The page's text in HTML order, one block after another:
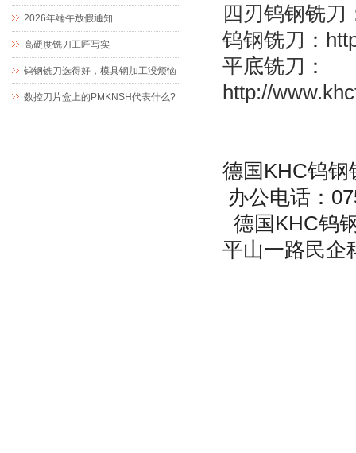
四刃钨钢铣刀
钨钢铣刀 ：
平底铣刀 ：
http://
德国KHC钨
办公电话：
德国KHC钨
平山一路民企
值
2026年端午放假通知
高硬度铣刀工匠写实
钨钢铣刀选得好，模具钢加工没烦恼
数控刀片盒上的PMKNSH代表什么?